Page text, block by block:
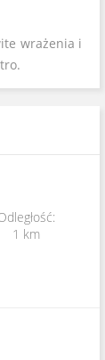
wrażenia i
1 km